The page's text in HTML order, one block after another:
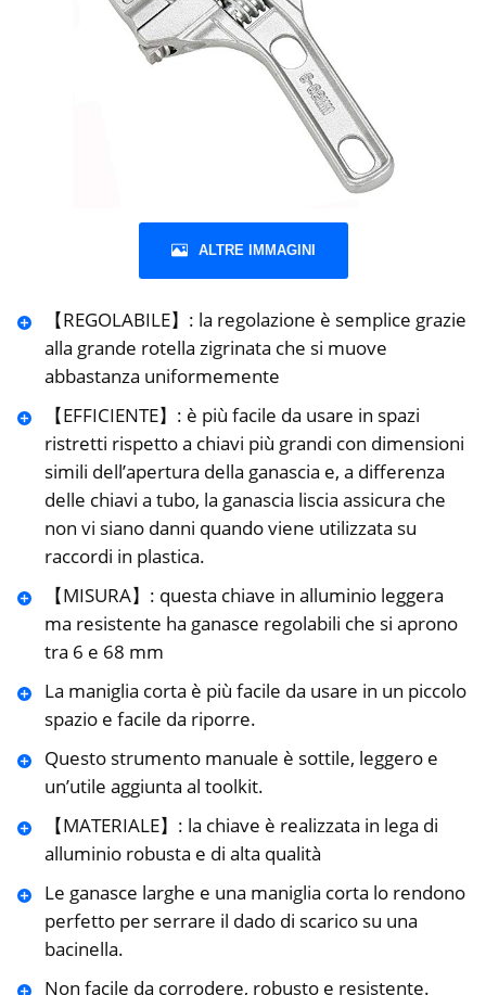
ALTRE IMMAGINI
【REGOLABILE】: la regolazione è semplice grazie
alla grande rotella zigrinata che si muove
abbastanza uniformemente
【EFFICIENTE】: è più facile da usare in spazi
ristretti rispetto a chiavi più grandi con dimensioni
simili dell’apertura della ganascia e, a differenza
delle chiavi a tubo, la ganascia liscia assicura che
non vi siano danni quando viene utilizzata su
raccordi in plastica.
【MISURA】: questa chiave in alluminio leggera
ma resistente ha ganasce regolabili che si aprono
tra 6 e 68 mm
La maniglia corta è più facile da usare in un piccolo
spazio e facile da riporre.
Questo strumento manuale è sottile, leggero e
un’utile aggiunta al toolkit.
【MATERIALE】: la chiave è realizzata in lega di
alluminio robusta e di alta qualità
Le ganasce larghe e una maniglia corta lo rendono
perfetto per serrare il dado di scarico su una
bacinella.
Non facile da corrodere, robusto e resistente.